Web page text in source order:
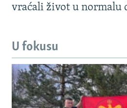
vraćali život u normalu
U fokusu